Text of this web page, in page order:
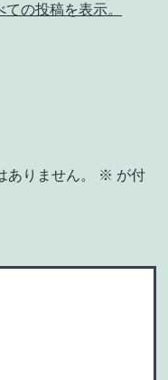
の投稿を表示。
りません。 ※ が付